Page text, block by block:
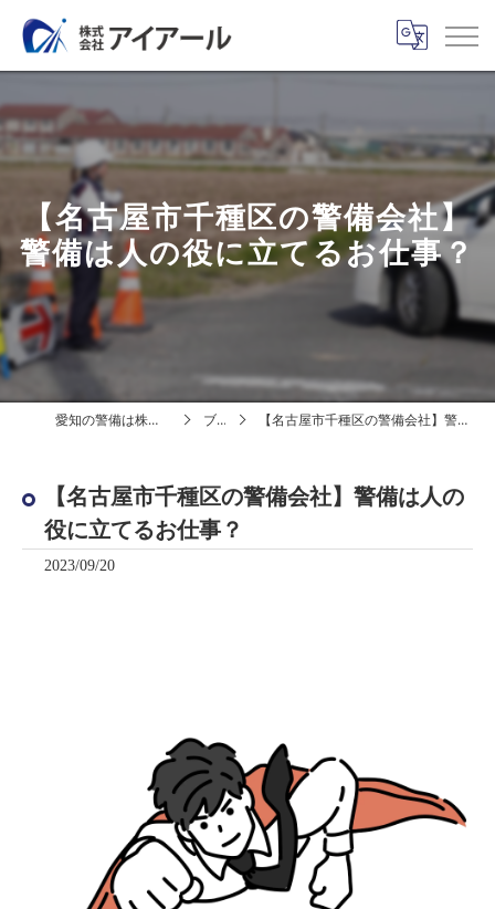
【名古屋市千種区の警備会社】
警備は人の役に立てるお仕事？
愛知の警備は株式会社アイアール ブログ 【名古屋市千種区の警備会社】警備は人の役に立てるお仕事？
【名古屋市千種区の警備会社】警備は人の
役に立てるお仕事？
2023/09/20